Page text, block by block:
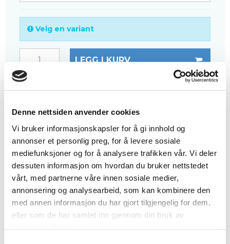
Denne nettsiden anvender cookies
Vi bruker informasjonskapsler for å gi innhold og
annonser et personlig preg, for å levere sosiale
mediefunksjoner og for å analysere trafikken vår. Vi deler
dessuten informasjon om hvordan du bruker nettstedet
vårt, med partnerne våre innen sosiale medier,
annonsering og analysearbeid, som kan kombinere den
med annen informasjon du har gjort tilgjengelig for dem,
eller som de har samlet inn gjennom din bruk av
Velg en variant
LEGG I KURV
RING +45 97 13 32 11
Festebeslag til lukkede eller finmaskede
fibergitter.
Passer til 25 x 25 mm masker.
Komplett klemmebeslag inkl.:
Skrue